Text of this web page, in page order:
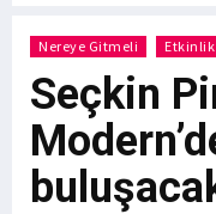
Nereye Gitmeli Etkinlik
Seçkin